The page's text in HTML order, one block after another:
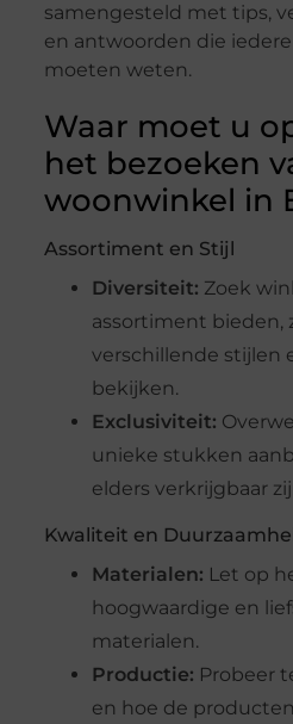
samengesteld met tips,
en antwoorden die
moeten weten.
Waar moet u
het bezoeken
woonwinkel in
Assortiment en Stijl
Diversiteit: Zoek
assortiment bieden,
verschillende stijlen
bekijken.
Exclusiviteit:
unieke stukken
elders verkrijgbaar
Kwaliteit en
Materialen: Let op
hoogwaardige en
materialen.
Productie: Probeer
en hoe de